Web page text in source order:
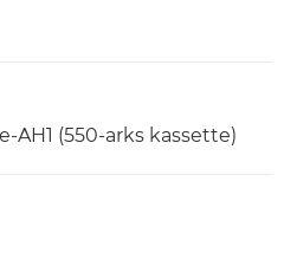
AH1 (550-arks kassette)